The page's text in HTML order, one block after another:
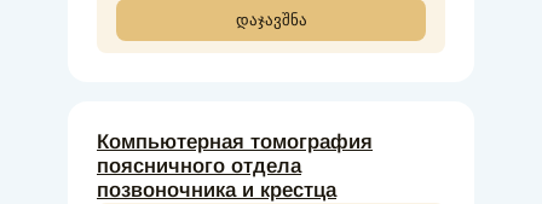
ᲓᲐᲯᲐᲕᲨᲜᲐ
Компьютерная томография
поясничного отдела
позвоночника и крестца